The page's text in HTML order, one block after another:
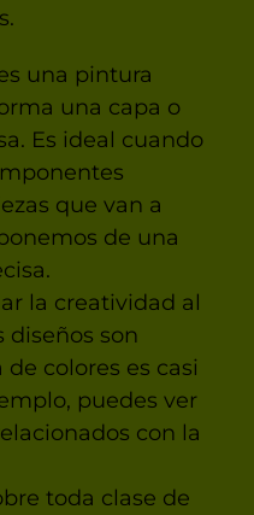
una pintura
una capa o
Es ideal cuando
que van a
de una
la creatividad al
diseños son
colores es casi
puedes ver
con la
toda clase de